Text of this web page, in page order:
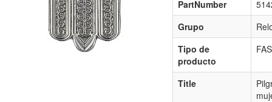
PartNumber
Grupo
Tipo de
producto
Title